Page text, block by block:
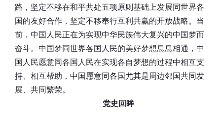
路，坚定不移在和平共处五项原则基础上发展同世界各
国的友好合作，坚定不移奉行互利共赢的开放战略。当
前，中国人民正在为实现中华民族伟大复兴的中国梦而
奋斗。中国梦同世界各国人民的美好梦想息息相通，中
国人民愿意同各国人民在实现各自梦想的过程中相互支
持、相互帮助，中国愿意同各国尤其是周边邻国共同发
展、共同繁荣。
党史回眸